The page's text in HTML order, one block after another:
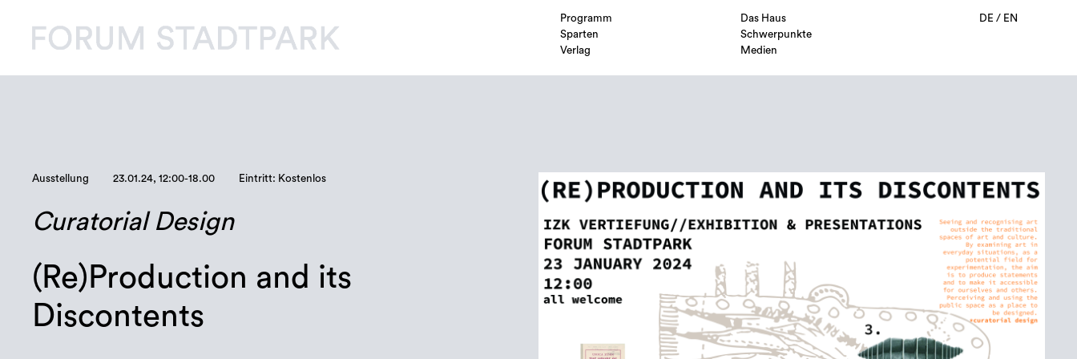
Programm
Das Haus
Sparten
Schwerpunkte
Verlag
Medien
DE/ EN
Ausstellung 23.01.24, 12:00-18.00 Eintritt: Kostenlos
Curatorial Design
(Re)Production and its
Discontents